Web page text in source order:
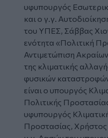
υφυπουργός
και ο γ.γ.
του ΥΠΕΣ, Σάββας
ενότητα «Πολιτική
Αντιμετώπιση
της κλιματικής
φυσικών
είναι ο υπουργός
Πολιτικής
υφυπουργός
Προστασίας, Χρήστος